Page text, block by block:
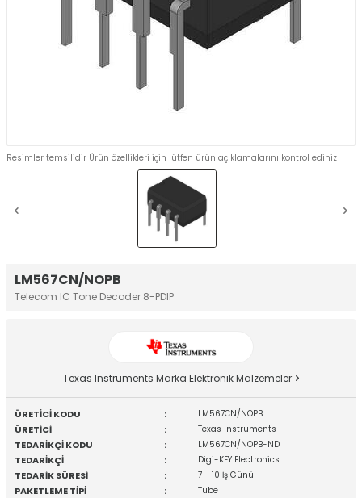
LM567CN/NOPB
Telecom IC Tone Decoder 8-PDIP
Resimler temsilidir Ürün özellikleri için lütfen ürün açıklamalarını kontrol ediniz
Texas Instruments Marka Elektronik Malzemeler
ÜRETİCİ KODU : LM567CN/NOPB
ÜRETİCİ : Texas Instruments
TEDARİKÇİ KODU : LM567CN/NOPB-ND
TEDARİKÇİ : Digi-KEY Electronics
TEDARİK SÜRESİ : 7 - 10 İş Günü
PAKETLEME TİPİ : Tube